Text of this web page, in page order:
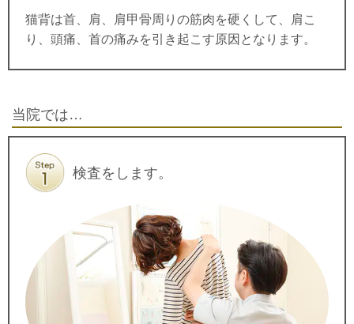
猫背は首、肩、肩甲骨周りの筋肉を硬くして、肩こ
り、頭痛、首の痛みを引き起こす原因となります。
当院では…
検査をします。